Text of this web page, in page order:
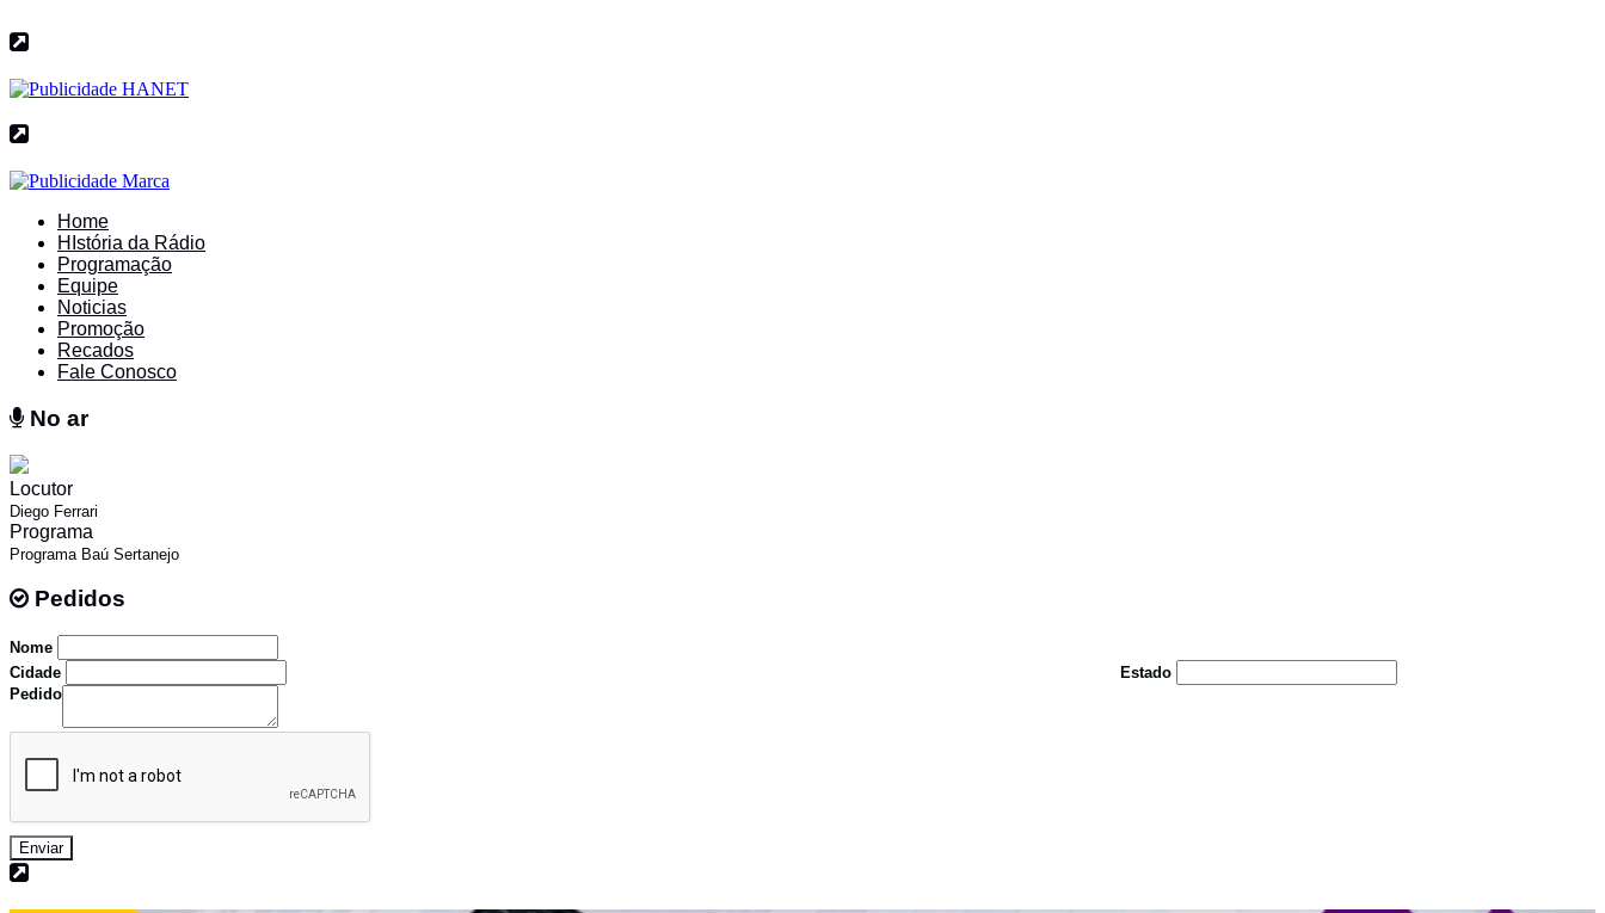
Home
HIstória da Rádio
Programação
Equipe
Noticias
Promoção
Recados
Fale Conosco
No ar
Locutor
Diego Ferrari
Programa
Programa Baú Sertanejo
Pedidos
Nome
Cidade
Estado
Pedido
Enviar